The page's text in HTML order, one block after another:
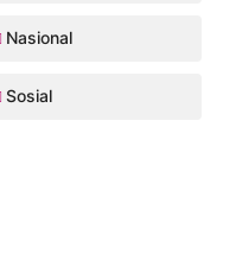
Nasional
Sosial